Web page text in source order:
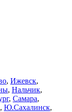
, Ижевск,
, Нальчик,
, Самара,
, Ю.Сахалинск,